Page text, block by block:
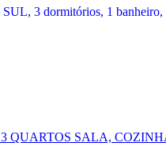
QUARTOS SALA,